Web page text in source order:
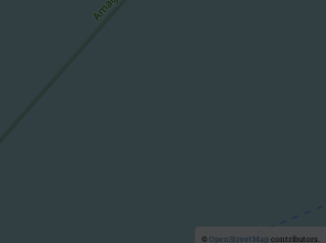
© OpenStreetMapcontributors.